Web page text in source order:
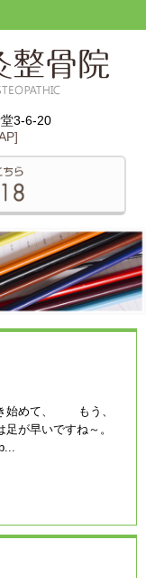
3-6-20
始めて、 もう、
が早いですね～。